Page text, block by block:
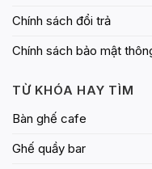
Chính sách đổi trả
Chính sách bảo mật
TỪ KHÓA HAY TÌM
Bàn ghế cafe
Ghế quầy bar